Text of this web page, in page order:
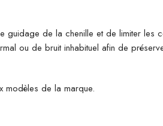
de la chenille et de limiter les
ou de bruit inhabituel afin de
modèles de la marque.